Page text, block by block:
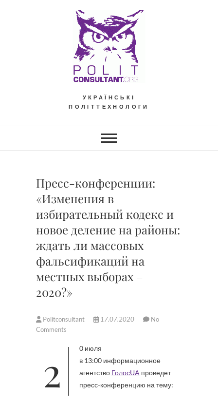
УКРАЇНСЬКІ
ПОЛІТТЕХНОЛОГИ
Пресс-конференции:
«Изменения в
избирательный кодекс и
новое деление на районы:
ждать ли массовых
фальсификаций на
местных выборах –
2020?»
Politconsultant 17.07.2020
No
Comments
20 июля
в 13:00 информационное
агентство ГолосUA проведет
пресс-конференцию на тему: